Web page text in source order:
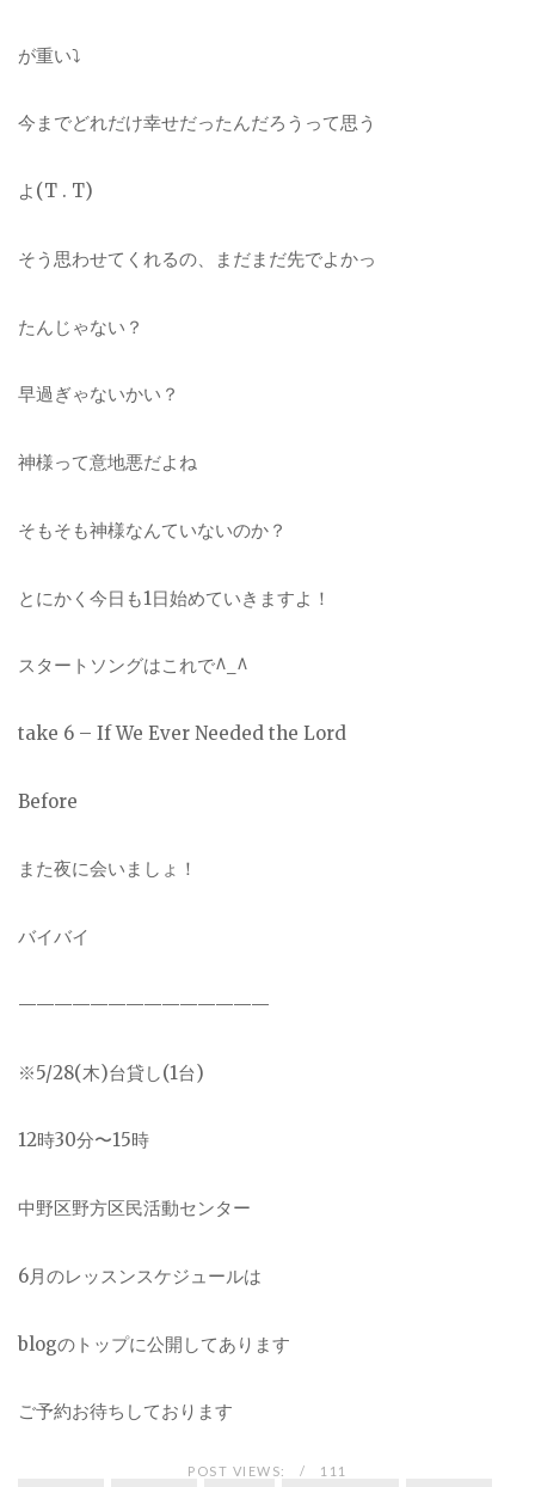
が重い⤵︎
今までどれだけ幸せだったんだろうって思う
よ(T . T)
そう思わせてくれるの、まだまだ先でよかっ
たんじゃない？
早過ぎゃないかい？
神様って意地悪だよね
そもそも神様なんていないのか？
とにかく今日も1日始めていきますよ！
スタートソングはこれで^_^
take 6 – If We Ever Needed the Lord
Before
また夜に会いましょ！
バイバイ
——————————————
※5/28(木)台貸し(1台)
12時30分〜15時
中野区野方区民活動センター
6月のレッスンスケジュールは
blogのトップに公開してあります
ご予約お待ちしております
POST VIEWS: 111